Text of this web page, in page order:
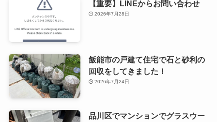
【重要】LINEからお問い合わせ
2026年7月28日
飯能市の戸建て住宅で石と砂利の
回収をしてきました！
2026年7月24日
品川区でマンションでグラスウー